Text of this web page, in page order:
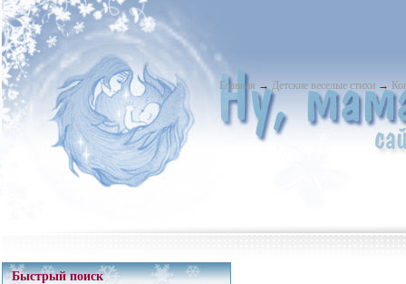
Главная → Детские веселые стихи →
Быстрый поиск